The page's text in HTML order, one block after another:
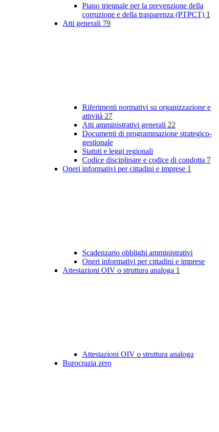
Piano triennale per la prevenzione della
corruzione e della trasparenza (PTPCT) 1
Atti generali 79
Riferimenti normativi su organizzazione e
attività 27
Atti amministrativi generali 22
Documenti di programmazione strategico-
gestionale
Statuti e leggi regionali
Codice disciplinare e codice di condotta 7
Oneri informativi per cittadini e imprese 1
Scadenzario obblighi amministrativi
Oneri informativi per cittadini e imprese
Attestazioni OIV o struttura analoga 1
Attestazioni OIV o struttura analoga
Burocrazia zero